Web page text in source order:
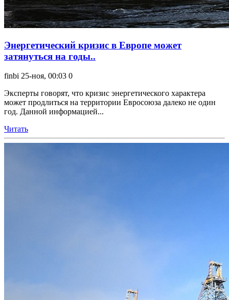
Энергетический кризис в Европе может
затянуться на годы..
finbi 25-ноя, 00:03 0
Эксперты говорят, что кризис энергетического характера
может продлиться на территории Евросоюза далеко не один
год. Данной информацией...
Читать